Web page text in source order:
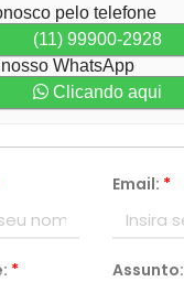
pelo telefone
(11) 99900-2928
WhatsApp
Clicando aqui
Email: *
* Assunto: